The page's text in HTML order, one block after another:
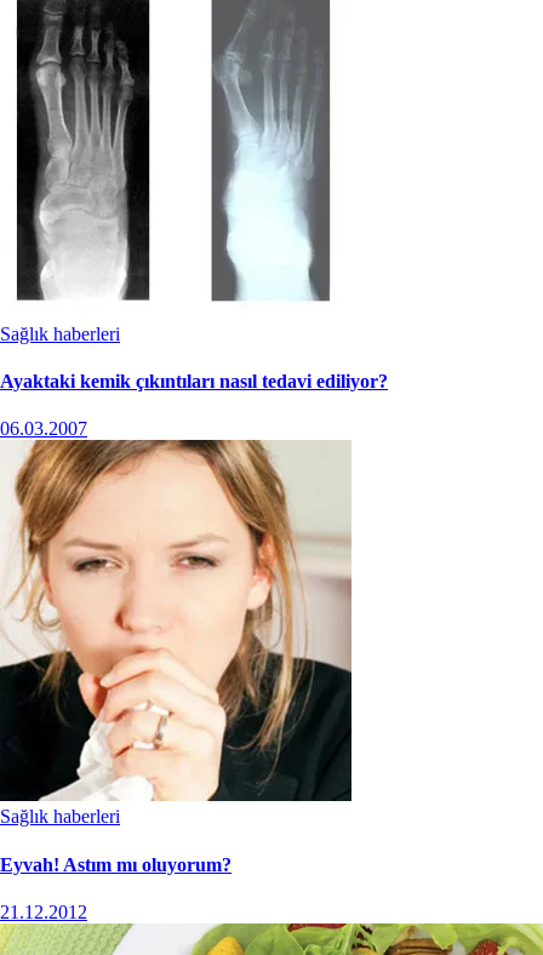
Sağlık haberleri
Ayaktaki kemik çıkıntıları nasıl tedavi ediliyor?
06.03.2007
Sağlık haberleri
Eyvah! Astım mı oluyorum?
21.12.2012